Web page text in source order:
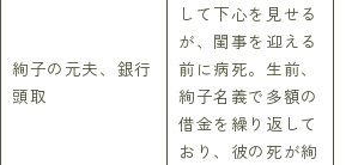
絢子の元夫、銀行
頭取
して下心を見せる
が、閨事を迎える
前に病死。生前、
絢子名義で多額の
借金を繰り返して
おり、彼の死が絢